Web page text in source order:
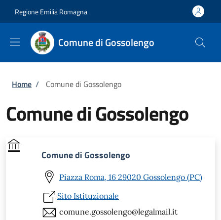
Regione Emilia Romagna
Comune di Gossolengo
Briciole di pane
Home / Comune di Gossolengo
Comune di Gossolengo
Comune di Gossolengo
Piazza Roma, 16 29020 Gossolengo (PC)
Sito Istituzionale
comune.gossolengo@legalmail.it